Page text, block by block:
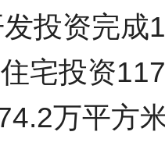
投资完成
宅投资
万平方